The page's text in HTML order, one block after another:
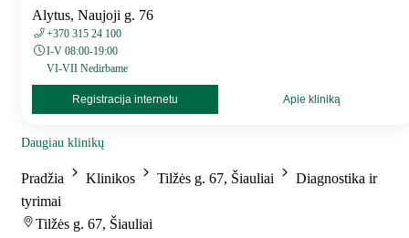
Alytus, Naujoji g. 76
+370 315 24 100
I-V 08:00-19:00
VI-VII Nedirbame
Registracija internetu Apie kliniką
Daugiau klinikų
Pradžia Klinikos Tilžės g. 67, Šiauliai
Diagnostika ir
tyrimai
Tilžės g. 67, Šiauliai